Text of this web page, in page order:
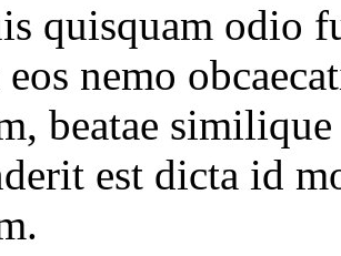
quisquam odio
nemo
beatae
est dicta id